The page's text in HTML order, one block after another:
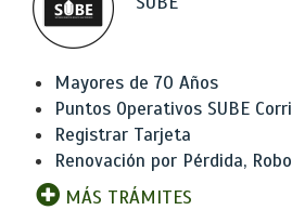
Mayores de 70 Años
Puntos Operativos SUBE
Registrar Tarjeta
Renovación por Pérdida,
MÁS TRÁMITES